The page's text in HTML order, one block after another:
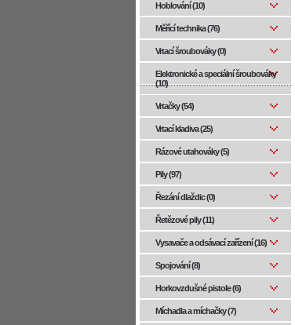
Hoblování (10)
Měřící technika (76)
Vrtací šroubováky (0)
Elektronické a speciální šroubováky
(10)
Vrtačky (54)
Vrtací kladiva (25)
Rázové utahováky (5)
Pily (97)
Řezání dlaždic (0)
Řetězové pily (11)
Vysavače a odsávací zařízení (16)
Spojování (8)
Horkovzdušné pistole (6)
Míchadla a míchačky (7)